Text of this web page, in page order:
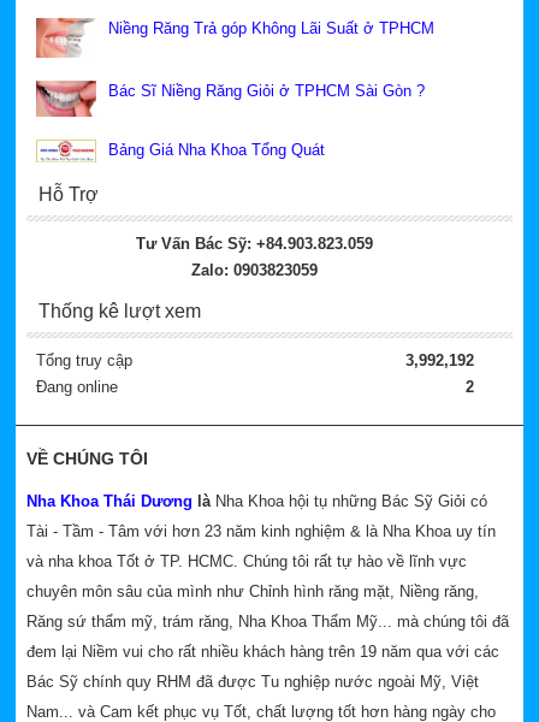
Niềng Răng Trả góp Không Lãi Suất ở TPHCM
Bác Sĩ Niềng Răng Giỏi ở TPHCM Sài Gòn ?
Bảng Giá Nha Khoa Tổng Quát
Hỗ Trợ
Tư Vấn Bác Sỹ: +84.903.823.059
Zalo: 0903823059
Thống kê lượt xem
Tổng truy cập
3,992,192
Đang online
2
VỀ CHÚNG TÔI
Nha Khoa Thái Dương là Nha Khoa hội tụ những Bác Sỹ Giỏi có
Tài - Tầm - Tâm với hơn 23 năm kinh nghiệm & là Nha Khoa uy tín
và nha khoa Tốt ở TP. HCMC. Chúng tôi rất tự hào về lĩnh vực
chuyên môn sâu của mình như Chỉnh hình răng mặt, Niềng răng,
Răng sứ thẩm mỹ, trám răng, Nha Khoa Thẩm Mỹ... mà chúng tôi đã
đem lại Niềm vui cho rất nhiều khách hàng trên 19 năm qua với các
Bác Sỹ chính quy RHM đã được Tu nghiệp nước ngoài Mỹ, Việt
Nam... và Cam kết phục vụ Tốt, chất lượng tốt hơn hàng ngày cho